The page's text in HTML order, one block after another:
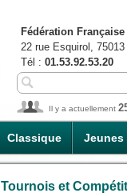
Classique Jeunes
Fédération
22 rue Esquirol,
Tél : 01.53.92.53.20
Il y a actuellement
Tournois et